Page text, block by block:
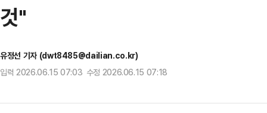
것"
유정선 기자 (dwt8485@dailian.co.kr)
입력 2026.06.15 07:03 수정 2026.06.15 07:18